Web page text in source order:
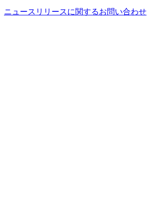
ニュースリリースに関するお問い合わせ